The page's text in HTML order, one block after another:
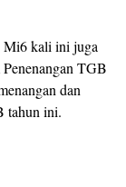
Mi6 kali ini juga
TGB
dan
tahun ini.